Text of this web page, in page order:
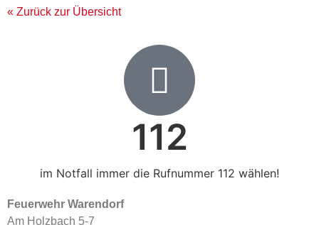
« Zurück zur Übersicht
112
im Notfall immer die Rufnummer 112 wählen!
Feuerwehr Warendorf
Am Holzbach 5-7